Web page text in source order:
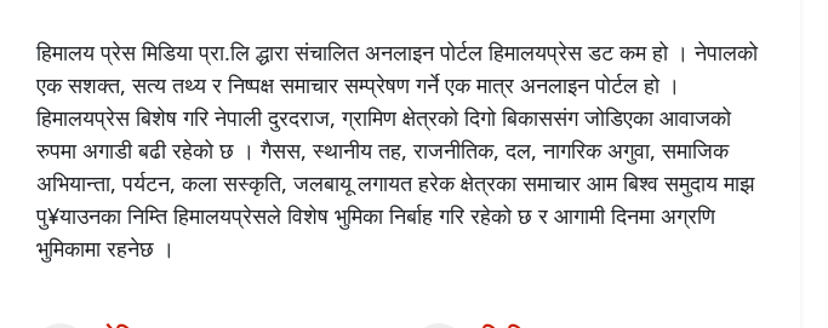
हिमालय प्रेस मिडिया प्रा.लि द्धारा संचालित अनलाइन पोर्टल हिमालयप्रेस डट कम हो । नेपालको
एक सशक्त, सत्य तथ्य र निष्पक्ष समाचार सम्प्रेषण गर्ने एक मात्र अनलाइन पोर्टल हो ।
हिमालयप्रेस बिशेष गरि नेपाली दुरदराज, ग्रामिण क्षेत्रको दिगो बिकाससंग जोडिएका आवाजको
रुपमा अगाडी बढी रहेको छ । गैसस, स्थानीय तह, राजनीतिक, दल, नागरिक अगुवा, समाजिक
अभियान्ता, पर्यटन, कला सस्कृति, जलबायू लगायत हरेक क्षेत्रका समाचार आम बिश्व समुदाय माझ
पु¥याउनका निम्ति हिमालयप्रेसले विशेष भुमिका निर्बाह गरि रहेको छ र आगामी दिनमा अग्रणि
भुमिकामा रहनेछ ।